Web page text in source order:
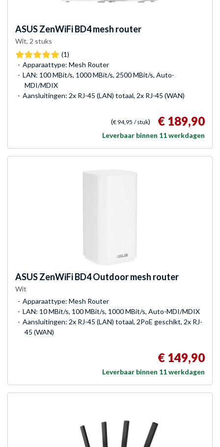
ASUSZenWiFi BD4 mesh router
Wit, 2 stuks
(1)
Apparaattype: Mesh Router
LAN: 100 MBit/s, 1000 MBit/s, 2500 MBit/s, Auto-
MDI/MDIX
Aansluitingen: 2x RJ-45 (LAN) totaal, 2x RJ-45 (WAN)
(€ 94,95 / stuk) € 189,90
Leverbaar binnen 11 werkdagen
ASUSZenWiFi BD4 Outdoor mesh router
Wit
Apparaattype: Mesh Router
LAN: 10 MBit/s, 100 MBit/s, 1000 MBit/s, Auto-MDI/MDIX
Aansluitingen: 2x RJ-45 (LAN) totaal, 2PoE geschikt, 2x RJ-
45 (WAN)
€ 149,90
Leverbaar binnen 11 werkdagen